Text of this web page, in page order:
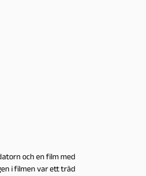
och en film med
i filmen var ett träd